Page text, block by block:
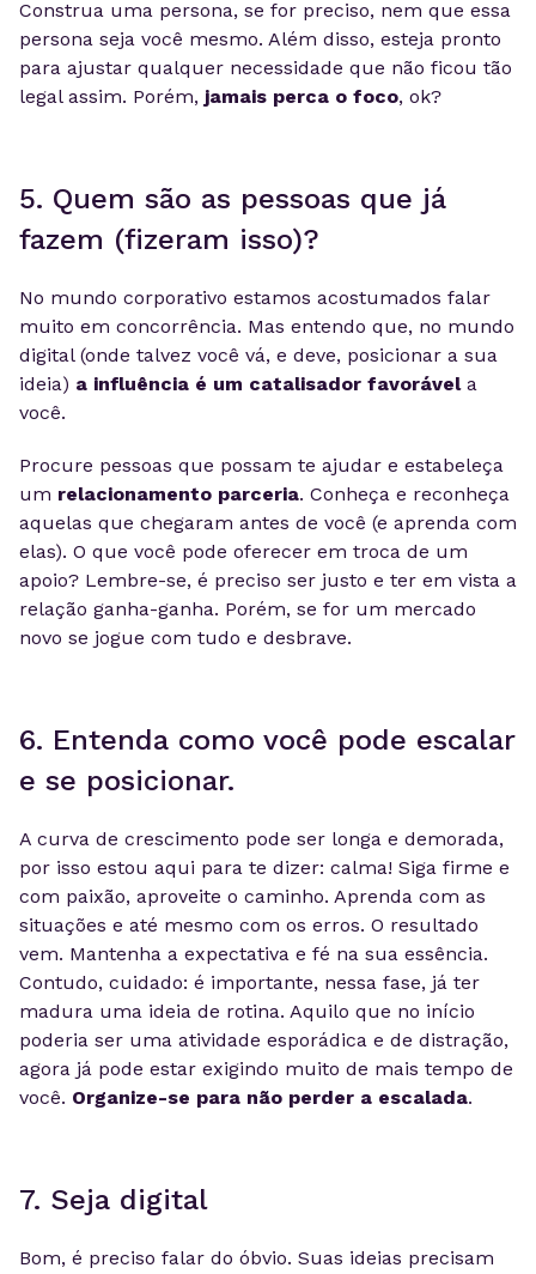
Construa uma persona, se for preciso, nem que essa
persona seja você mesmo. Além disso, esteja pronto
para ajustar qualquer necessidade que não ficou tão
legal assim. Porém, jamais perca o foco, ok?
5. Quem são as pessoas que já
fazem (fizeram isso)?
No mundo corporativo estamos acostumados falar
muito em concorrência. Mas entendo que, no mundo
digital (onde talvez você vá, e deve, posicionar a sua
ideia) a influência é um catalisador favorávela
você.
Procure pessoas que possam te ajudar e estabeleça
um relacionamento parceria. Conheça e reconheça
aquelas que chegaram antes de você (e aprenda com
elas). O que você pode oferecer em troca de um
apoio? Lembre-se, é preciso ser justo e ter em vista a
relação ganha-ganha. Porém, se for um mercado
novo se jogue com tudo e desbrave.
6. Entenda como você pode escalar
e se posicionar.
A curva de crescimento pode ser longa e demorada,
por isso estou aqui para te dizer: calma! Siga firme e
com paixão, aproveite o caminho. Aprenda com as
situações e até mesmo com os erros. O resultado
vem. Mantenha a expectativa e fé na sua essência.
Contudo, cuidado: é importante, nessa fase, já ter
madura uma ideia de rotina. Aquilo que no início
poderia ser uma atividade esporádica e de distração,
agora já pode estar exigindo muito de mais tempo de
você. Organize-se para não perder a escalada.
7. Seja digital
Bom, é preciso falar do óbvio. Suas ideias precisam